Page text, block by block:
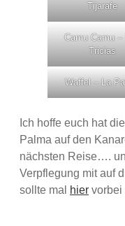
Tijarafe
Camu Camu –
Tricias
Waffel – La
Ich hoffe euch hat
Palma auf den
nächsten Reise….
Verpflegung mit auf
sollte mal
hier vorbei